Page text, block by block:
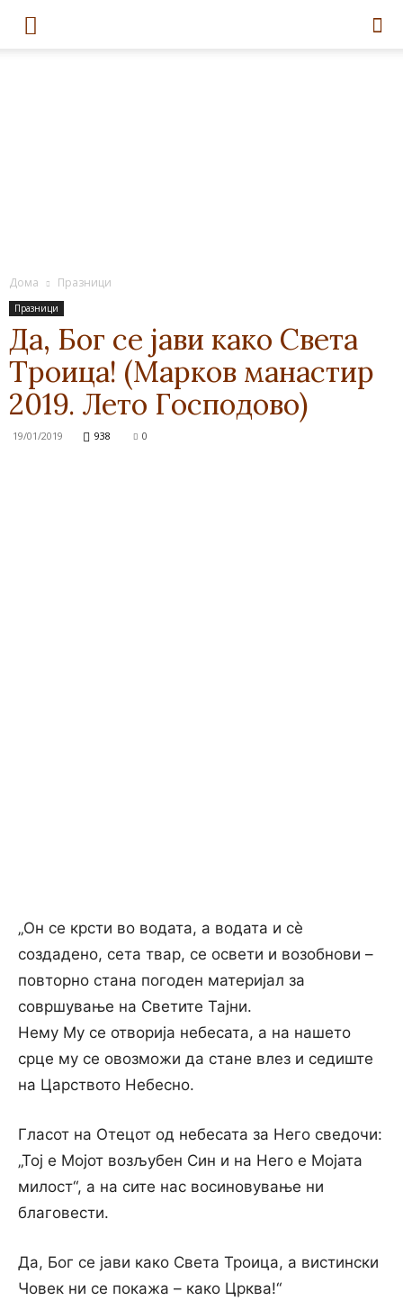
Дома Празници
Празници
Да, Бог се јави како Света
Троица! (Марков манастир
2019. Лето Господово)
19/01/2019 938 0
„Он се крсти во водата, а водата и сѐ
создадено, сета твар, се освети и возобнови –
повторно стана погоден материјал за
совршување на Светите Тајни.
Нему Му се отворија небесата, а на нашето
срце му се овозможи да стане влез и седиште
на Царството Небесно.
Гласот на Отецот од небесата за Него сведочи:
„Тој е Мојот возљубен Син и на Него е Мојата
милост“, а на сите нас восиновување ни
благовести.
Да, Бог се јави како Света Троица, а вистински
Човек ни се покажа – како Црква!“